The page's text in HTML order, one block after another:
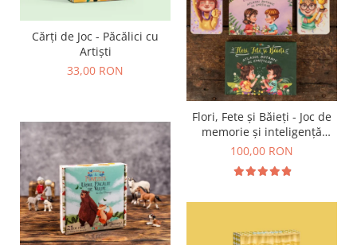
Cărți de Joc - Păcălici cu
Artiști
33,00 RON
Flori, Fete și Băieți - Joc de
memorie și inteligență
emoțională
100,00 RON